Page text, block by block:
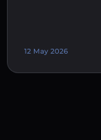
12 May 2026